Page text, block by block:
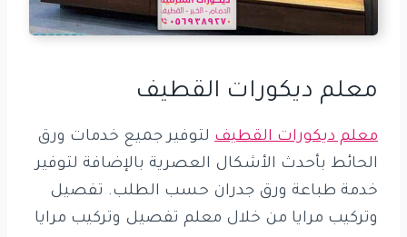
معلم ديكورات القطيف
معلم ديكورات القطيف لتوفير جميع خدمات ورق
الحائط بأحدث الأشكال العصرية بالإضافة لتوفير
خدمة طباعة ورق جدران حسب الطلب. تفصيل
وتركيب مرايا من خلال معلم تفصيل وتركيب مرايا